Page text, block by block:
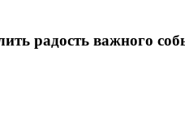
радость важного